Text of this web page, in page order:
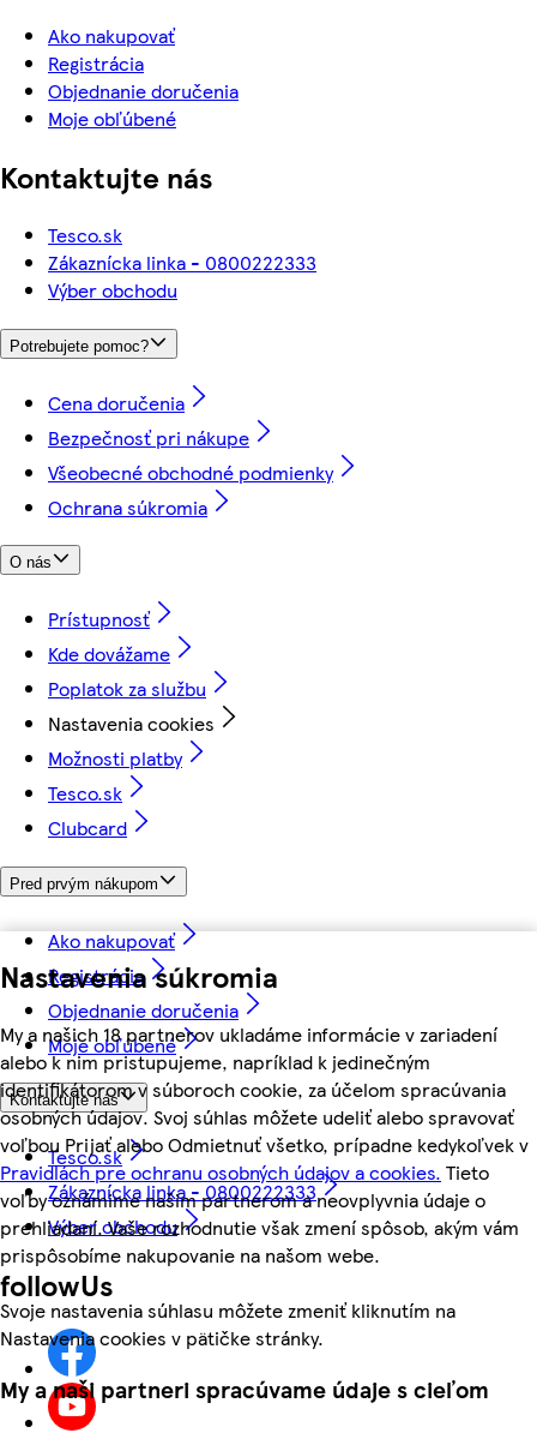
Nastavenia súkromia
My a našich 18 partnerov ukladáme informácie v zariadení
alebo k nim pristupujeme, napríklad k jedinečným
identifikátorom v súboroch cookie, za účelom spracúvania
osobných údajov. Svoj súhlas môžete udeliť alebo spravovať
voľbou Prijať alebo Odmietnuť všetko, prípadne kedykoľvek v
Pravidlách pre ochranu osobných údajov a cookies. Tieto
voľby oznámime našim partnerom a neovplyvnia údaje o
prehliadaní. Vaše rozhodnutie však zmení spôsob, akým vám
prispôsobíme nakupovanie na našom webe.
Svoje nastavenia súhlasu môžete zmeniť kliknutím na
Nastavenia cookies v pätičke stránky.
My a naši partneri spracúvame údaje s cieľom
Ako nakupovať
Registrácia
Objednanie doručenia
Moje obľúbené
Kontaktujte nás
Tesco.sk
Zákaznícka linka - 0800222333
Výber obchodu
Potrebujete pomoc?
Cena doručenia
Bezpečnosť pri nákupe
Všeobecné obchodné podmienky
Ochrana súkromia
O nás
Prístupnosť
Kde dovážame
Poplatok za službu
Nastavenia cookies
Možnosti platby
Tesco.sk
Clubcard
Pred prvým nákupom
Ako nakupovať
Registrácia
Objednanie doručenia
Moje obľúbené
Kontaktujte nás
Tesco.sk
Zákaznícka linka - 0800222333
Výber obchodu
followUs